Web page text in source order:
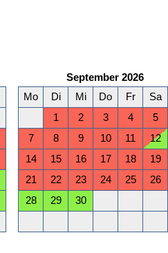
September 2026
Mo
Di Mi Do Fr Sa
1
2 3 4 5
7
8 9 10 11 12
14
15 16 17 18 19
21
22 23 24 25 26
28
29 30